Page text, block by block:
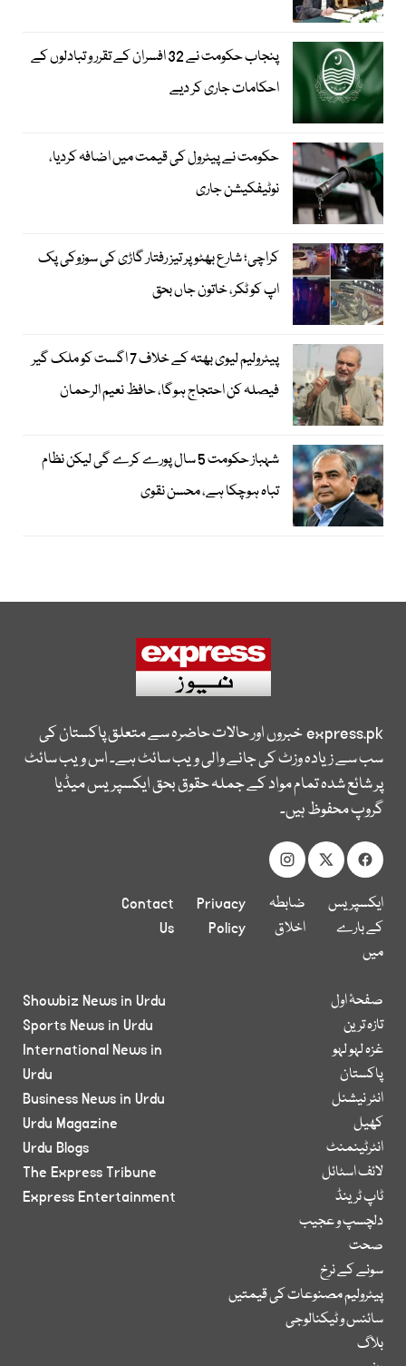
پنجاب حکومت نے 32 افسران کے تقرر و تبادلوں کے
احکامات جاری کر دیے
حکومت نے پیٹرول کی قیمت میں اضافہ کردیا،
نوٹیفکیشن جاری
کراچی؛ شارع بھٹو پر تیز رفتار گاڑی کی سوزوکی پک
اپ کو ٹکر، خاتون جاں بحق
پیٹرولیم لیوی بھتہ کے خلاف 7 اگست کو ملک گیر
فیصلہ کن احتجاج ہوگا، حافظ نعیم الرحمان
شہباز حکومت 5 سال پورے کرے گی لیکن نظام
تباہ ہوچکا ہے، محسن نقوی
express.pkخبروں اور حالات حاضرہ سے متعلق پاکستان کی
سب سے زیادہ وزٹ کی جانے والی ویب سائٹ ہے۔ اس ویب سائٹ
پر شائع شدہ تمام مواد کے جملہ حقوق بحق ایکسپریس میڈیا
گروپ محفوظ ہیں۔
ایکسپریس
کے بارے
میں
ضابطہ
اخلاق
Privacy
Policy
Contact
Us
صفحۂ اول
تازہ ترین
غزہ لہو لہو
پاکستان
انٹر نیشنل
کھیل
انٹرٹینمنٹ
لائف اسٹائل
ٹاپ ٹرینڈ
دلچسپ و عجیب
صحت
سونے کے نرخ
پیٹرولیم مصنوعات کی قیمتیں
سائنس و ٹیکنالوجی
بلاگ
Showbiz News in Urdu
Sports News in Urdu
International News in
Urdu
Business News in Urdu
Urdu Magazine
Urdu Blogs
The Express Tribune
Express Entertainment